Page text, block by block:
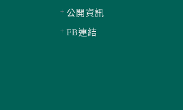
公開資訊
FB連結